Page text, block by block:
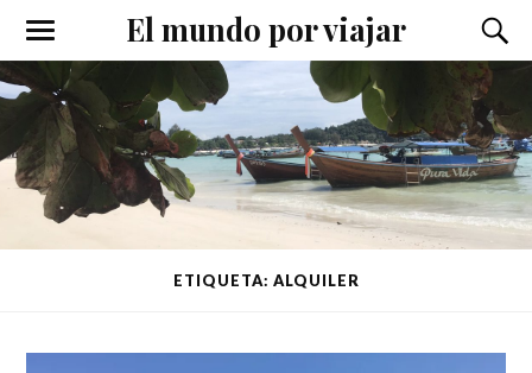
El mundo por viajar
Alternar
el
menú
móvil
el
de
ETIQUETA: ALQUILER